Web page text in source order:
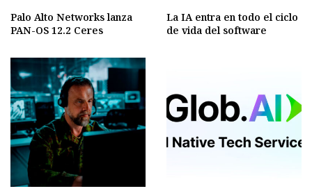
Palo Alto Networks lanza
PAN-OS 12.2 Ceres
La IA entra en todo el ciclo
de vida del software